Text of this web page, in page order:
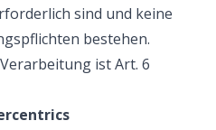
sind und keine
bestehen.
ist Art. 6